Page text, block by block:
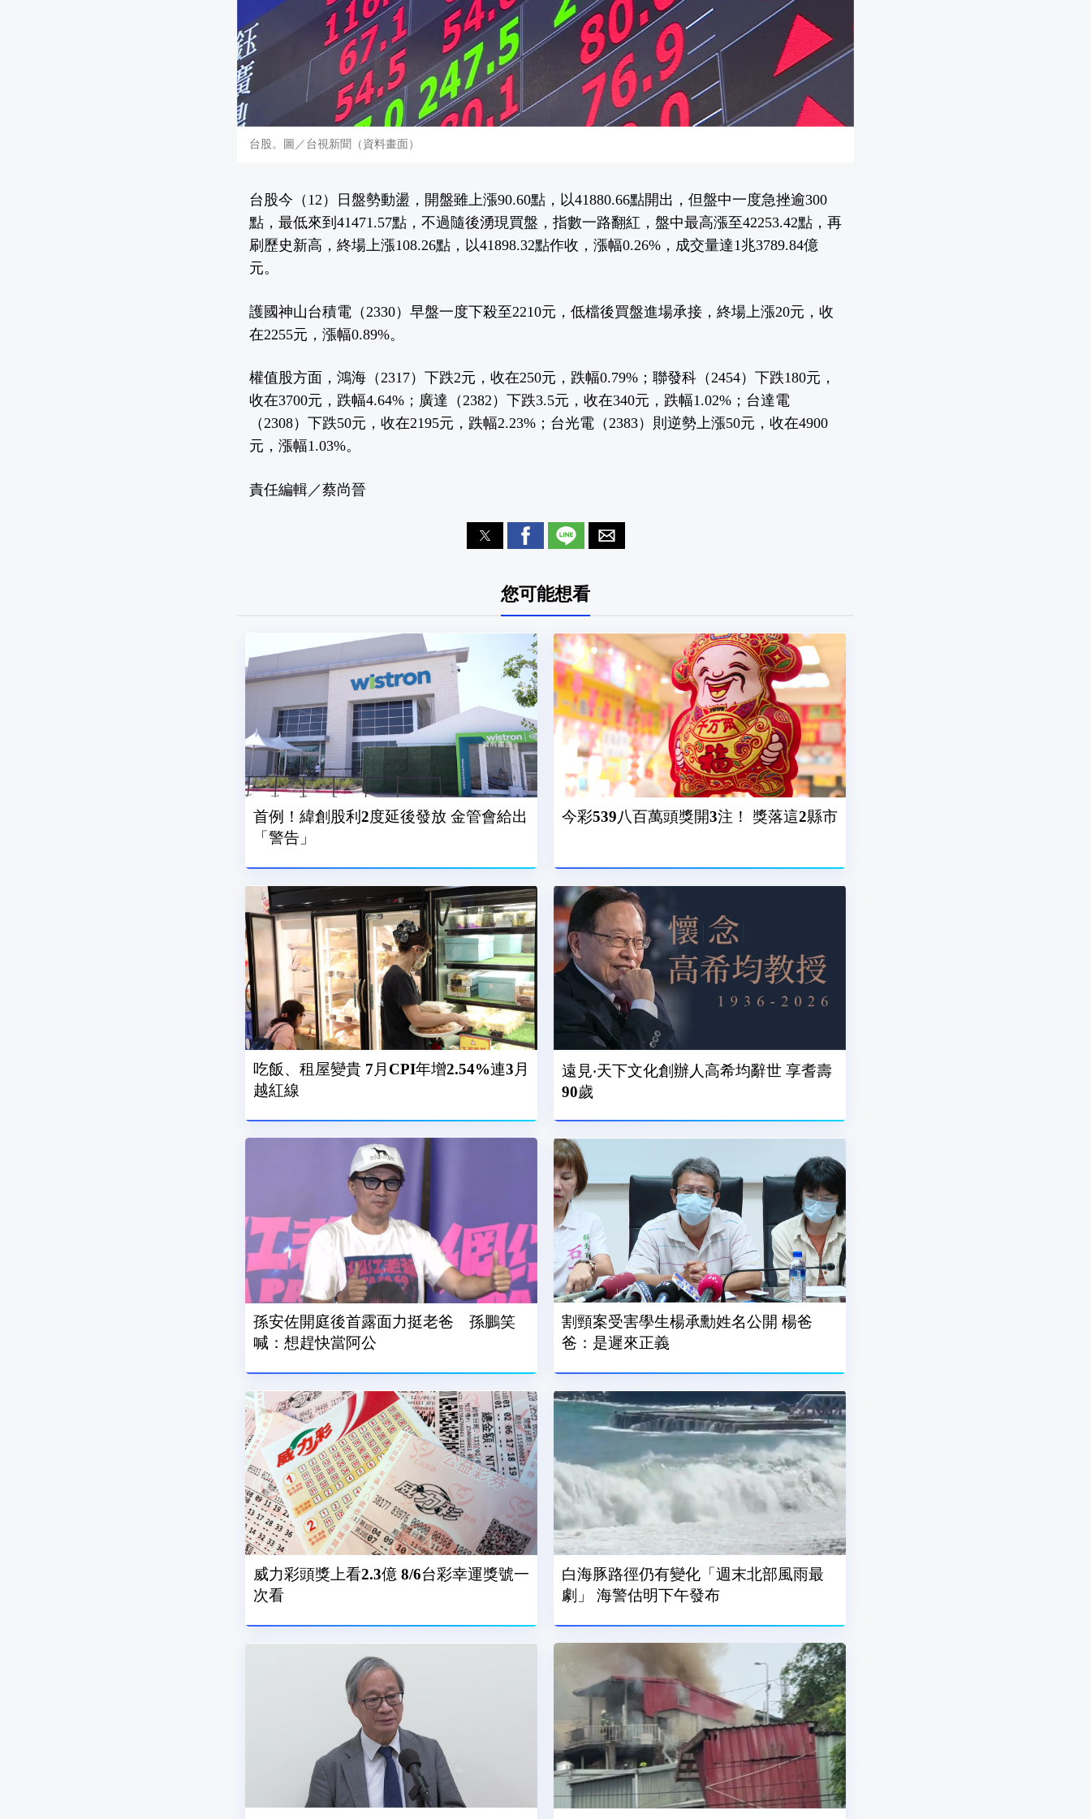
台股。圖／台視新聞（資料畫面）
台股今（12）日盤勢動盪，開盤雖上漲90.60點，以41880.66點開出，但盤中一度急挫逾300
點，最低來到41471.57點，不過隨後湧現買盤，指數一路翻紅，盤中最高漲至42253.42點，再
刷歷史新高，終場上漲108.26點，以41898.32點作收，漲幅0.26%，成交量達1兆3789.84億
元。
護國神山台積電（2330）早盤一度下殺至2210元，低檔後買盤進場承接，終場上漲20元，收
在2255元，漲幅0.89%。
權值股方面，鴻海（2317）下跌2元，收在250元，跌幅0.79%；聯發科（2454）下跌180元，
收在3700元，跌幅4.64%；廣達（2382）下跌3.5元，收在340元，跌幅1.02%；台達電
（2308）下跌50元，收在2195元，跌幅2.23%；台光電（2383）則逆勢上漲50元，收在4900
元，漲幅1.03%。
責任編輯／蔡尚晉
您可能想看
首例！緯創股利2度延後發放 金管會給出
「警告」
今彩539八百萬頭獎開3注！ 獎落這2縣市
吃飯、租屋變貴 7月CPI年增2.54%連3月
越紅線
遠見‧天下文化創辦人高希均辭世 享耆壽
90歲
孫安佐開庭後首露面力挺老爸 孫鵬笑
喊：想趕快當阿公
割頸案受害學生楊承勳姓名公開 楊爸
爸：是遲來正義
威力彩頭獎上看2.3億 8/6台彩幸運獎號一
次看
白海豚路徑仍有變化「週末北部風雨最
劇」 海警估明下午發布